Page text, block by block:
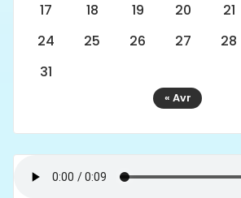
17
18 19 20 21
24
25 26 27 28
31
« Avr